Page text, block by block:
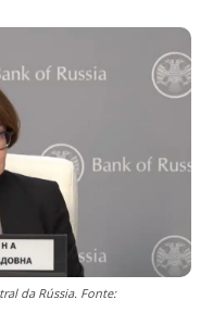
da Rússia. Fonte: